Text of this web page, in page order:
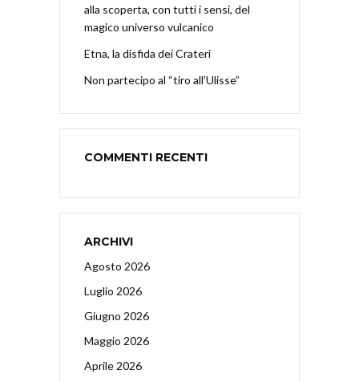
alla scoperta, con tutti i sensi, del
magico universo vulcanico
Etna, la disfida dei Crateri
Non partecipo al “tiro all’Ulisse”
COMMENTI RECENTI
ARCHIVI
Agosto 2026
Luglio 2026
Giugno 2026
Maggio 2026
Aprile 2026